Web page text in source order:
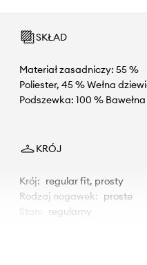
SKŁAD
Materiał zasadniczy: 55 %
Poliester, 45 % Wełna
Podszewka: 100 % Bawełna
KRÓJ
Krój: regular fit, prosty
Rodzaj nogawek: proste
Stan
regularny